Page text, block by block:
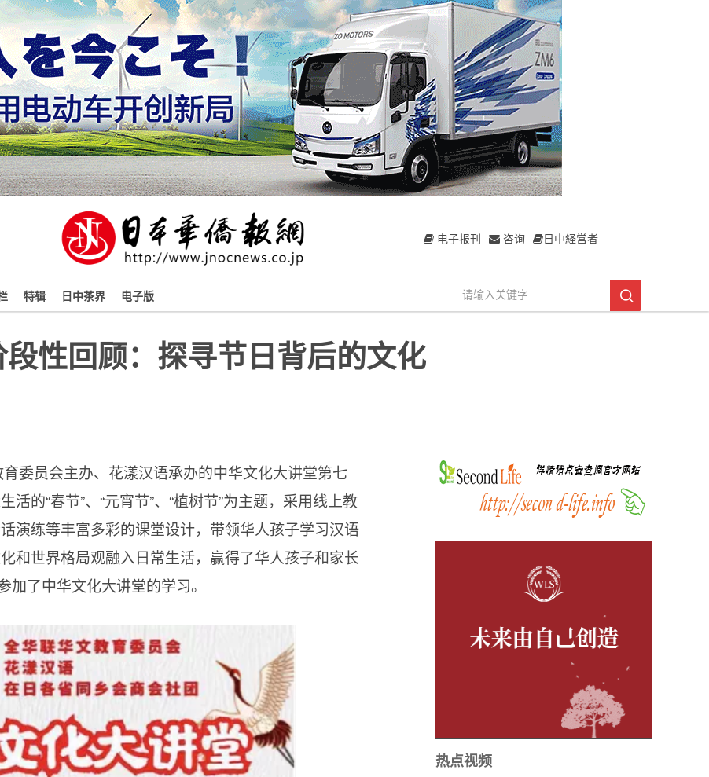
电子报刊 咨询 日中経営者
特辑 日中茶界 电子版
性回顾：探寻节日背后的文化
委员会主办、花漾汉语承办的中华文化大讲堂第七
的“春节”、“元宵节”、“植树节”为主题，采用线上教
演练等丰富多彩的课堂设计，带领华人孩子学习汉语
和世界格局观融入日常生活，赢得了华人孩子和家长
了中华文化大讲堂的学习。
热点视频